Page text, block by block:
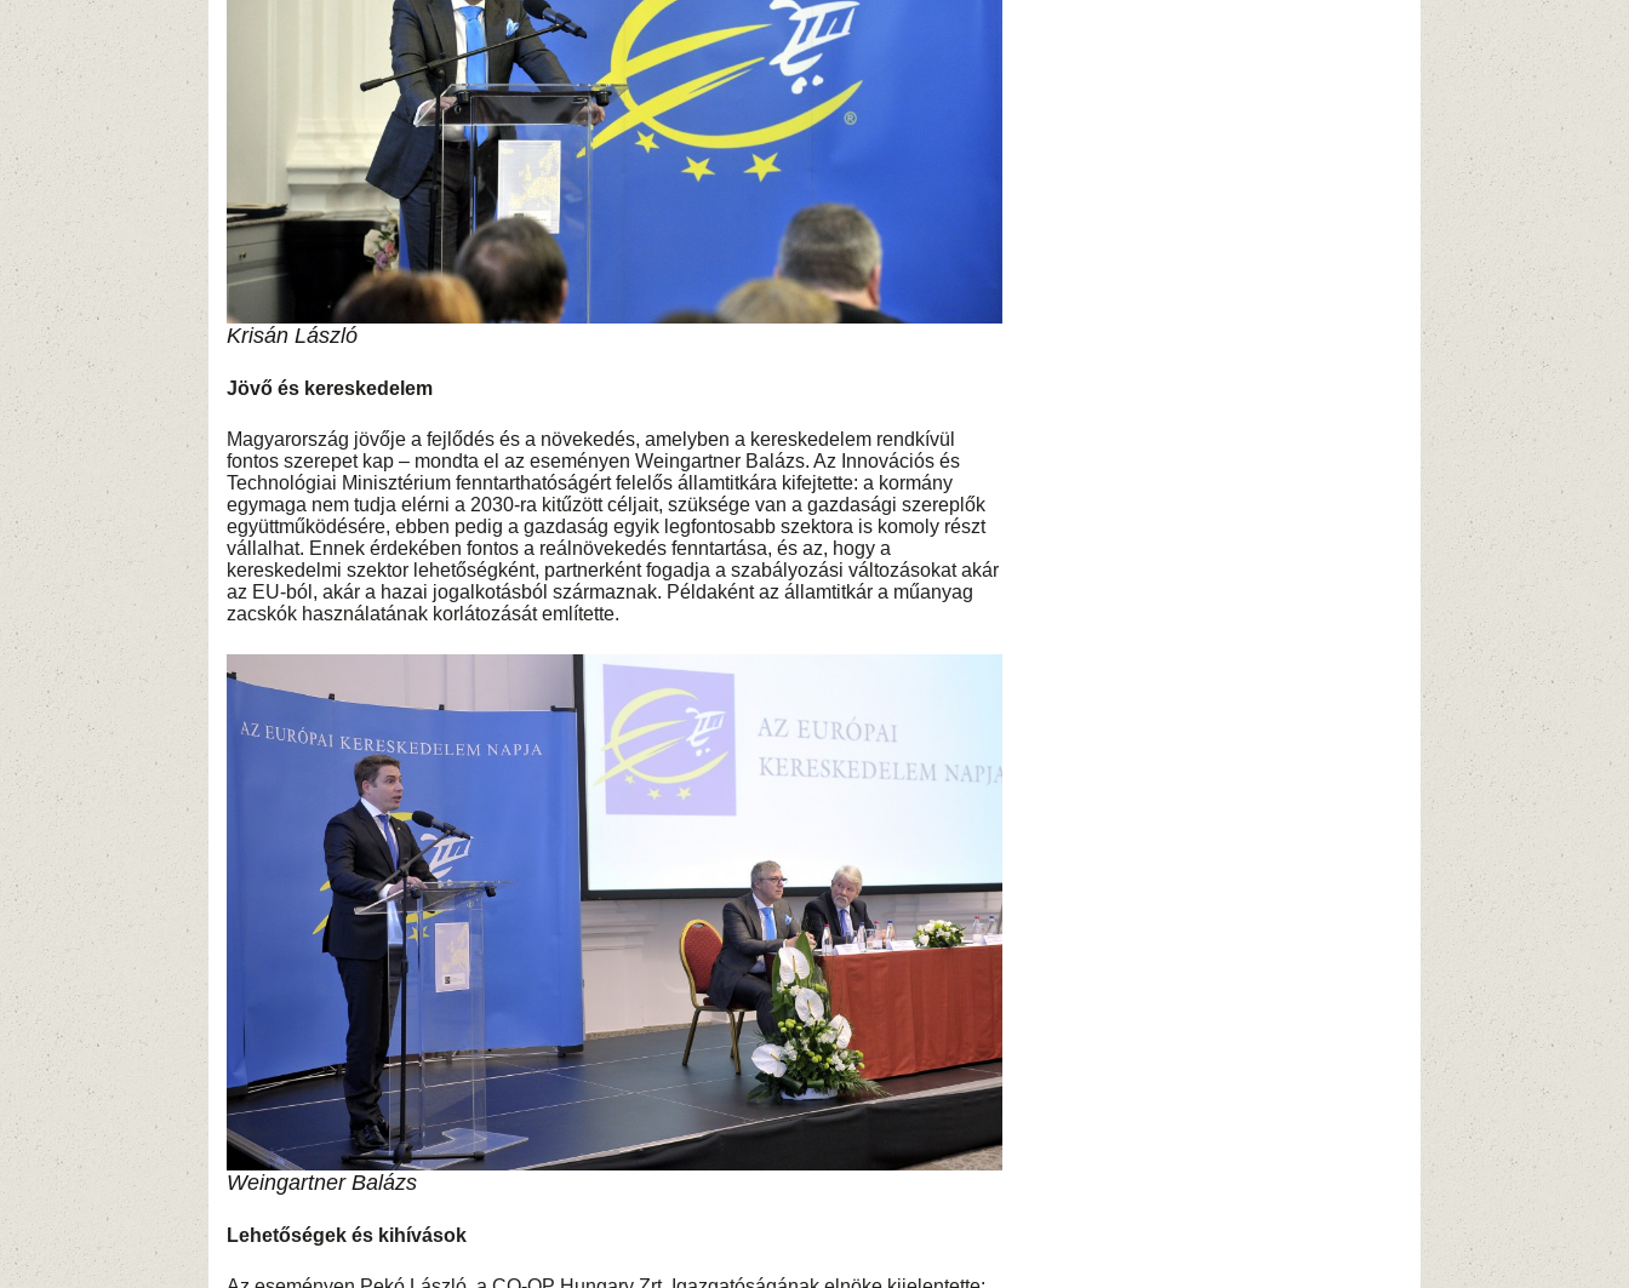
Krisán László
Jövő és kereskedelem
Magyarország jövője a fejlődés és a növekedés, amelyben a kereskedelem rendkívül
fontos szerepet kap – mondta el az eseményen Weingartner Balázs. Az Innovációs és
Technológiai Minisztérium fenntarthatóságért felelős államtitkára kifejtette: a kormány
egymaga nem tudja elérni a 2030-ra kitűzött céljait, szüksége van a gazdasági szereplők
együttműködésére, ebben pedig a gazdaság egyik legfontosabb szektora is komoly részt
vállalhat. Ennek érdekében fontos a reálnövekedés fenntartása, és az, hogy a
kereskedelmi szektor lehetőségként, partnerként fogadja a szabályozási változásokat akár
az EU-ból, akár a hazai jogalkotásból származnak. Példaként az államtitkár a műanyag
zacskók használatának korlátozását említette.
Weingartner Balázs
Lehetőségek és kihívások